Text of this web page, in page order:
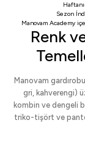
Sezon
Manovam Academy
Renk
Manovam
gri, kahverengi)
kombin ve dengeli
triko-tişört ve